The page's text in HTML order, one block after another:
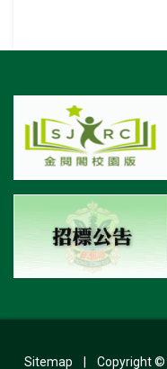
Sitemap | Copyright ©